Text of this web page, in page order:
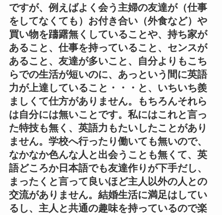
ですが、例えばよく会う主婦の友達が（仕事
をしてなくても）お付き合い（外食など）や
買い物を躊躇無くしていることや、持ち家が
あること、仕事を持っていること、センスが
あること、友達が多いこと、自分よりもこち
らでの生活が短いのに、あっという間に英語
力が上達していること・・・と、いちいち羨
ましくて仕方がありません。もちろんそれら
は自分には無いことです。私にはこれと言っ
た特技も無く、英語力もたいしたことがあり
ません。学校へ行ったり働いても無いので、
なかなか色んな人と出会うことも無くて、英
語どころか日本語でも友達作りが下手だし、
まったくと言って良いほど主人以外の人との
交流がありません。結婚生活に満足はしてい
るし、主人と共通の趣味を持っているので楽